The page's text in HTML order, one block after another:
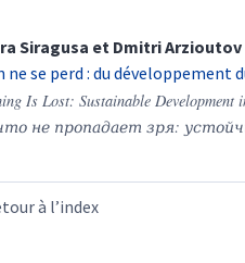
Siragusa et DmitriArzioutov
ne se perd : du développement
Is Lost: Sustainable
не пропадает зря:
à l’index